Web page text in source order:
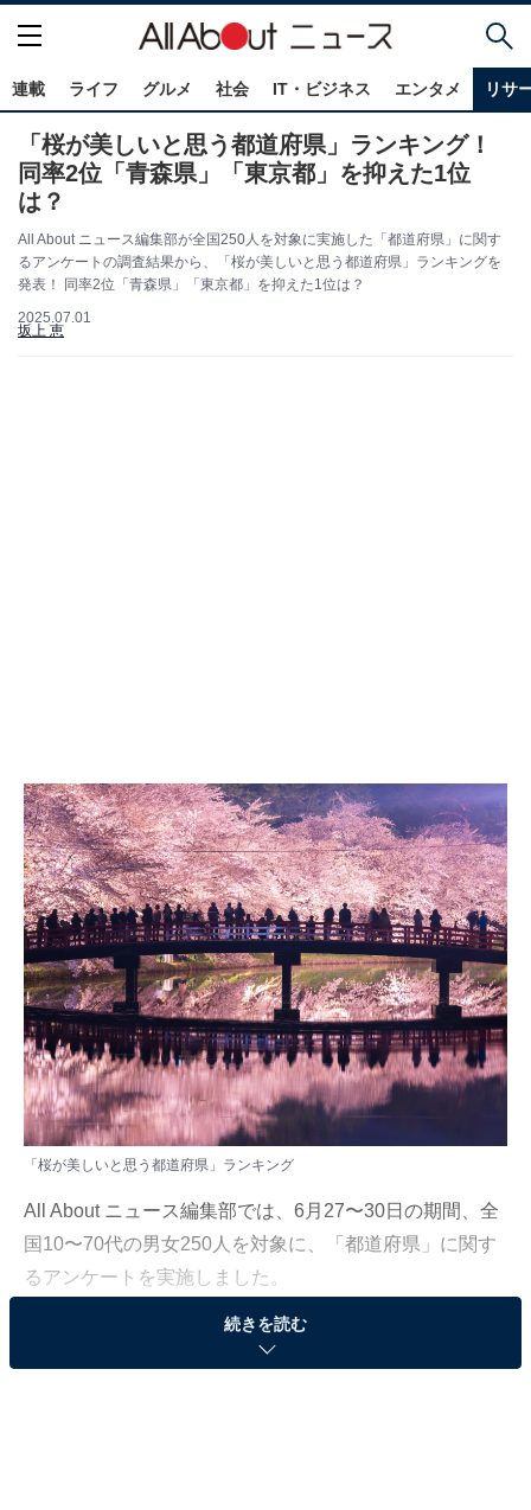
連載 ライフ グルメ 社会 IT・ビジネス エンタメ リサ
「桜が美しいと思う都道府県」ランキング！
同率2位「青森県」「東京都」を抑えた1位
は？
All About ニュース編集部が全国250人を対象に実施した「都道府県」に関す
るアンケートの調査結果から、「桜が美しいと思う都道府県」ランキングを
発表！ 同率2位「青森県」「東京都」を抑えた1位は？
2025.07.01
坂上 恵
「桜が美しいと思う都道府県」ランキング
All About ニュース編集部では、6月27〜30日の期間、全
国10〜70代の男女250人を対象に、「都道府県」に関す
るアンケートを実施しました。
その中から、「桜が美しいと思う都道府県」ランキング
続きを読む